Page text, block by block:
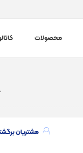
محصولات
مشتریان